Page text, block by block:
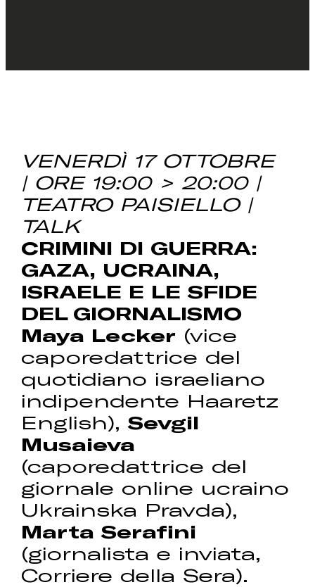
VENERDÌ 17 OTTOBRE
| ORE 19:00 > 20:00 |
TEATRO PAISIELLO |
TALK
CRIMINI DI GUERRA:
GAZA, UCRAINA,
ISRAELE E LE SFIDE
DEL GIORNALISMO
Maya Lecker (vice
caporedattrice del
quotidiano israeliano
indipendente Haaretz
English),Sevgil
Musaieva
(caporedattrice del
giornale online ucraino
Ukrainska Pravda),
Marta Serafini
(giornalista e inviata,
Corriere della Sera).